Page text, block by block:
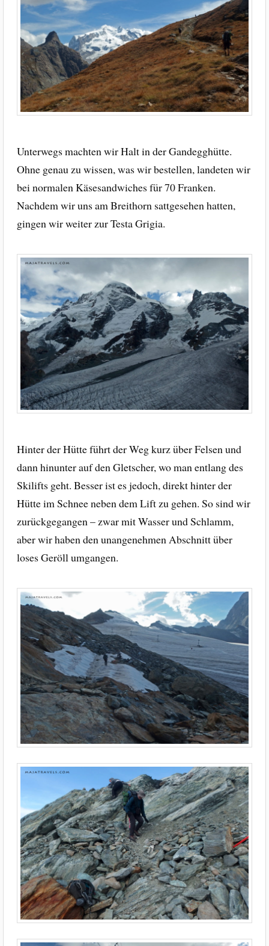
Unterwegs machten wir Halt in der Gandegghütte.
Ohne genau zu wissen, was wir bestellen, landeten wir
bei normalen Käsesandwiches für 70 Franken.
Nachdem wir uns am Breithorn sattgesehen hatten,
gingen wir weiter zur Testa Grigia.
Hinter der Hütte führt der Weg kurz über Felsen und
dann hinunter auf den Gletscher, wo man entlang des
Skilifts geht. Besser ist es jedoch, direkt hinter der
Hütte im Schnee neben dem Lift zu gehen. So sind wir
zurückgegangen – zwar mit Wasser und Schlamm,
aber wir haben den unangenehmen Abschnitt über
loses Geröll umgangen.